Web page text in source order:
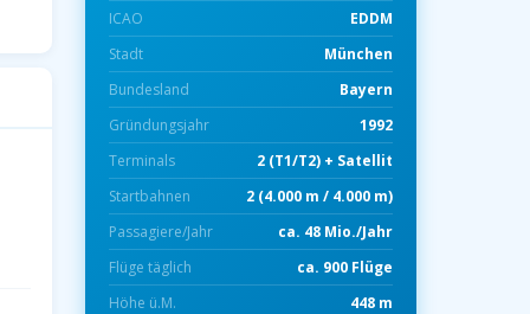
ICAO
EDDM
Stadt
München
Bundesland
Bayern
Gründungsjahr
1992
Terminals
2 (T1/T2) + Satellit
Start­bahnen
2 (4.000 m / 4.000 m)
Passagiere/Jahr
ca. 48 Mio./Jahr
Flüge täglich
ca. 900 Flüge
Höhe ü.M.
448 m